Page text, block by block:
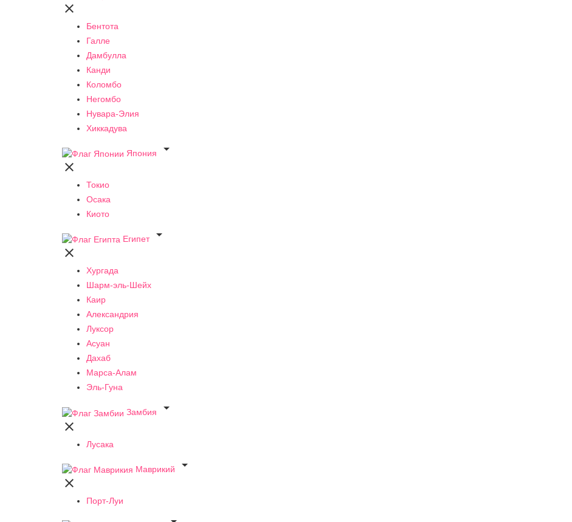

Бентота
Галле
Дамбулла
Канди
Коломбо
Негомбо
Нувара-Элия
Хиккадува
Япония


Токио
Осака
Киото
Египет


Хургада
Шарм-эль-Шейх
Каир
Александрия
Луксор
Асуан
Дахаб
Марса-Алам
Эль-Гуна
Замбия


Лусака
Маврикий


Порт-Луи